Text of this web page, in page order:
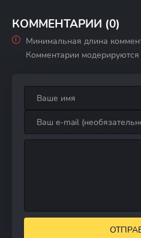
КОММЕНТАРИИ (0)
Минимальная длина
Комментарии модерируются